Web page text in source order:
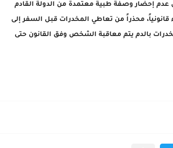
عدم إحضار وصفة طبية معتمدة من الدولة القادم
محذراً من تعاطي المخدرات قبل السفر إلى
مخدرات بالدم يتم معاقبة الشخص وفق القانون حتى